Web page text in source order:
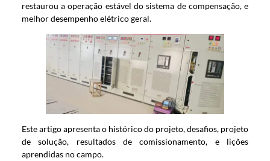
restaurou a operação estável do sistema de compensação, e
melhor desempenho elétrico geral.
Este artigo apresenta o histórico do projeto, desafios, projeto
de solução, resultados de comissionamento, e lições
aprendidas no campo.